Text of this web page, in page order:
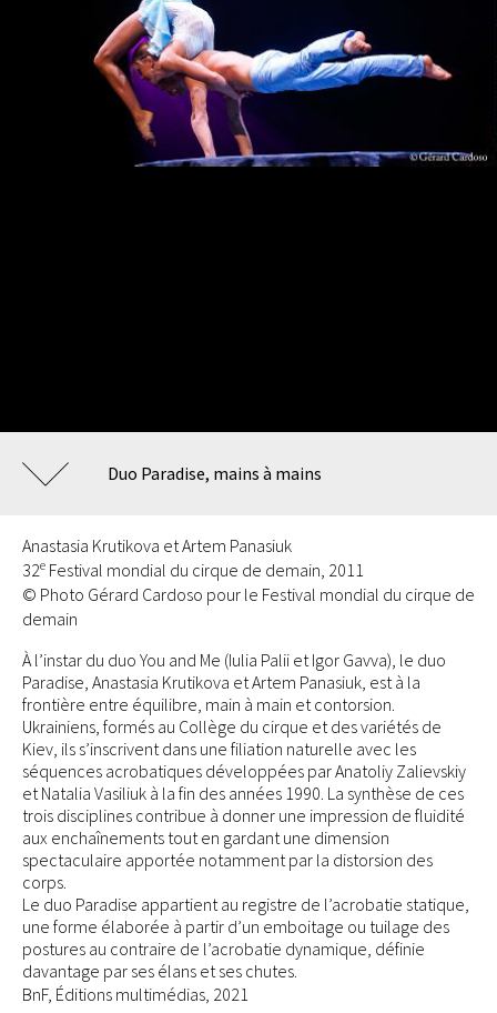
Duo Paradise, mains à mains
Anastasia Krutikova et Artem Panasiuk
32e Festival mondial du cirque de demain, 2011
© Photo Gérard Cardoso pour le Festival mondial du cirque de
demain
À l’instar du duo You and Me (Iulia Palii et Igor Gavva), le duo
Paradise, Anastasia Krutikova et Artem Panasiuk, est à la
frontière entre équilibre, main à main et contorsion.
Ukrainiens, formés au Collège du cirque et des variétés de
Kiev, ils s’inscrivent dans une filiation naturelle avec les
séquences acrobatiques développées par Anatoliy Zalievskiy
et Natalia Vasiliuk à la fin des années 1990. La synthèse de ces
trois disciplines contribue à donner une impression de fluidité
aux enchaînements tout en gardant une dimension
spectaculaire apportée notamment par la distorsion des
corps.
Le duo Paradise appartient au registre de l’acrobatie statique,
une forme élaborée à partir d’un emboitage ou tuilage des
postures au contraire de l’acrobatie dynamique, définie
davantage par ses élans et ses chutes.
BnF, Éditions multimédias, 2021